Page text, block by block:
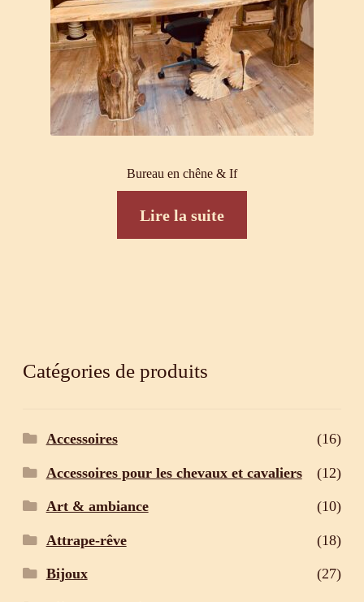
Bureau en chêne & If
Lire la suite
Catégories de produits
Accessoires (16)
Accessoires pour les chevaux et cavaliers (12)
Art & ambiance (10)
Attrape-rêve (18)
Bijoux (27)